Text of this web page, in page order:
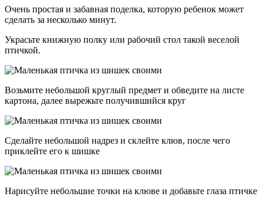
Очень простая и забавная поделка, которую ребенок может
сделать за несколько минут.
Украсьте книжную полку или рабочий стол такой веселой
птичкой.
Возьмите небольшой круглый предмет и обведите на листе
картона, далее вырежьте получившийся круг
Сделайте небольшой надрез и склейте клюв, после чего
приклейте его к шишке
Нарисуйте небольшие точки на клюве и добавьте глаза птичке